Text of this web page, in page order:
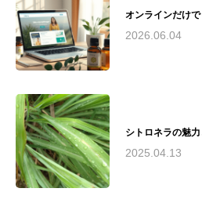
夏〜予定）理念：
Quality of Life（生
く活躍。その経験
康づくりに貢献し
オンラインだけ
2026.06.04
シトロネラの魅
2025.04.13